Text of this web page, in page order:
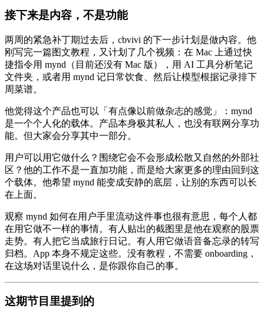
接下来是内容，不是功能
两周的紧急补丁期过去后，cbvivi 的下一步计划是做内容。他
刚写完一篇图文教程，又计划了几个视频：在 Mac 上通过快
捷指令用 mynd（目前还没有 Mac 版），用 AI 工具分析笔记
文件夹，或者用 mynd 记日常饮食、然后让模型根据记录排下
周菜谱。
他觉得这个产品也可以「有点像以前做杂志的感觉」：mynd
是一个个人化的载体。产品本身极其私人，也没有联网分享功
能。但大家会分享其中一部分。
用户可以用它做什么？围绕它会不会形成松散又自然的外部社
区？他的工作不是一直加功能，而是给大家更多的理由回到这
个载体。他希望 mynd 能变成安静的底层，让别的东西可以长
在上面。
观察 mynd 如何在用户手里流动这件事也很有意思，每个人都
在用它做不一样的事情。有人贴出的截图里是他在观察的股票
走势。有人把它当成旅行日记。有人用它做语音备忘录的转写
归档。App 本身不规定这些。没有教程，不需要 onboarding，
在这场对话里说什么，是你跟你自己的事。
这期节目里提到的